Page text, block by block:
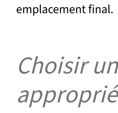
emplacement final.
Choisir
approprié